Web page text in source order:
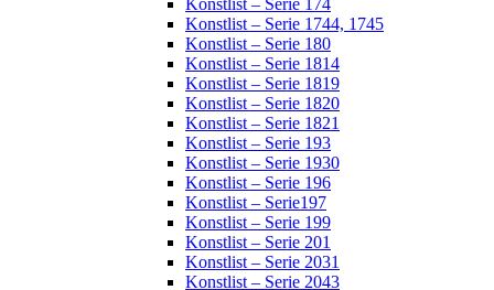
Konstlist – Serie 174
Konstlist – Serie 1744, 1745
Konstlist – Serie 180
Konstlist – Serie 1814
Konstlist – Serie 1819
Konstlist – Serie 1820
Konstlist – Serie 1821
Konstlist – Serie 193
Konstlist – Serie 1930
Konstlist – Serie 196
Konstlist – Serie197
Konstlist – Serie 199
Konstlist – Serie 201
Konstlist – Serie 2031
Konstlist – Serie 2043